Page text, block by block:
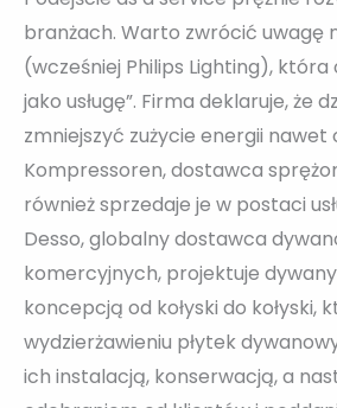
branżach. Warto zwrócić uwagę
(wcześniej Philips Lighting), która
jako usługę”. Firma deklaruje, że
zmniejszyć zużycie energii nawet
Kompressoren, dostawca
również sprzedaje je w postaci
Desso, globalny dostawca
komercyjnych, projektuje
koncepcją od kołyski do kołyski,
wydzierżawieniu płytek
ich instalacją, konserwacją, a